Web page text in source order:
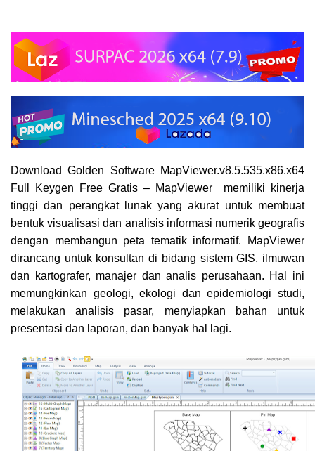
Download Golden Software MapViewer.v8.5.535.x86.x64
Full Keygen Free Gratis – MapViewer memiliki kinerja
tinggi dan perangkat lunak yang akurat untuk membuat
bentuk visualisasi dan analisis informasi numerik geografis
dengan membangun peta tematik informatif. MapViewer
dirancang untuk konsultan di bidang sistem GIS, ilmuwan
dan kartografer, manajer dan analis perusahaan. Hal ini
memungkinkan geologi, ekologi dan epidemiologi studi,
melakukan analisis pasar, menyiapkan bahan untuk
presentasi dan laporan, dan banyak hal lagi.